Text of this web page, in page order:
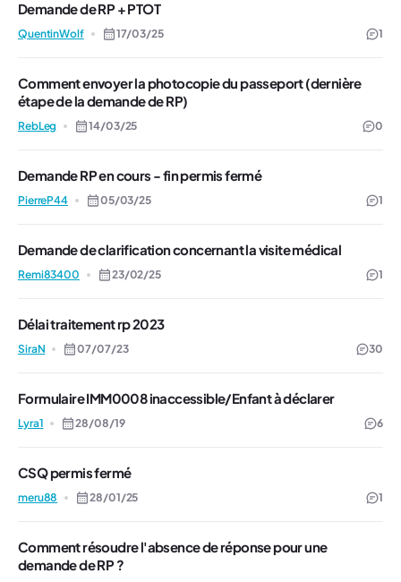
Demande de RP + PTOT
QuentinWolf 17/03/25 1
Comment envoyer la photocopie du passeport (dernière
étape de la demande de RP)
RebLeg 14/03/25 0
Demande RP en cours - fin permis fermé
PierreP44 05/03/25 1
Demande de clarification concernant la visite médical
Remi83400 23/02/25 1
Délai traitement rp 2023
SiraN 07/07/23 30
Formulaire IMM0008 inaccessible/Enfant à déclarer
Lyra1 28/08/19 6
CSQ permis fermé
meru88 28/01/25 1
Comment résoudre l'absence de réponse pour une
demande de RP ?